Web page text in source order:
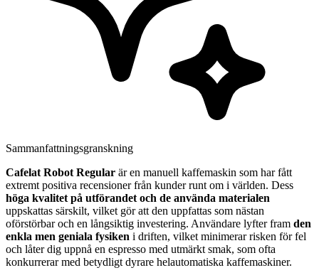
Sammanfattningsgranskning
Cafelat Robot Regular är en manuell kaffemaskin som har fått
extremt positiva recensioner från kunder runt om i världen. Dess
höga kvalitet på utförandet och de använda materialen
uppskattas särskilt, vilket gör att den uppfattas som nästan
oförstörbar och en långsiktig investering. Användare lyfter fram den
enkla men geniala fysiken i driften, vilket minimerar risken för fel
och låter dig uppnå en espresso med utmärkt smak, som ofta
konkurrerar med betydligt dyrare helautomatiska kaffemaskiner.